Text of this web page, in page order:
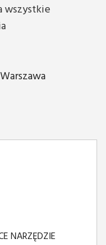
wszystkie
NARZĘDZIE